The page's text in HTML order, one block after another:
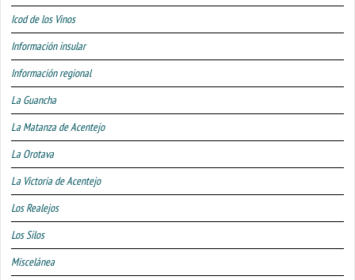
Icod de los Vinos
Información insular
Información regional
La Guancha
La Matanza de Acentejo
La Orotava
La Victoria de Acentejo
Los Realejos
Los Silos
Miscelánea